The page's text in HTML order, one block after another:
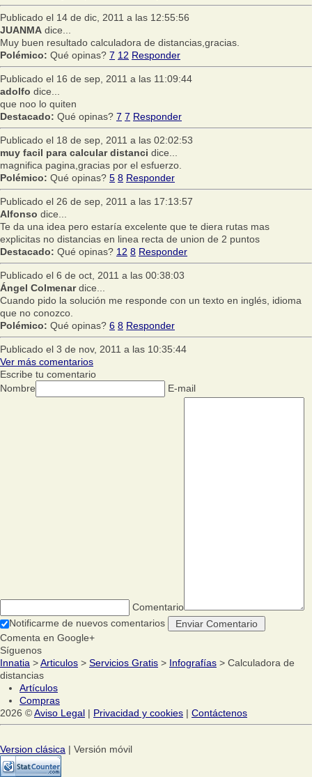
Publicado el 14 de dic, 2011 a las 12:55:56
JUANMA dice...
Muy buen resultado calculadora de distancias,gracias.
Polémico: Qué opinas? 7 12 Responder
Publicado el 16 de sep, 2011 a las 11:09:44
adolfo dice...
que noo lo quiten
Destacado: Qué opinas? 7 7 Responder
Publicado el 18 de sep, 2011 a las 02:02:53
muy facil para calcular distanci dice...
magnifica pagina,gracias por el esfuerzo.
Polémico: Qué opinas? 5 8 Responder
Publicado el 26 de sep, 2011 a las 17:13:57
Alfonso dice...
Te da una idea pero estaría excelente que te diera rutas mas
explicitas no distancias en linea recta de union de 2 puntos
Destacado: Qué opinas? 12 8 Responder
Publicado el 6 de oct, 2011 a las 00:38:03
Ángel Colmenardice...
Cuando pido la solución me responde con un texto en inglés, idioma
que no conozco.
Polémico: Qué opinas? 6 8 Responder
Publicado el 3 de nov, 2011 a las 10:35:44
Ver más comentarios
Escribe tu comentario
Nombre
E-mail
Comentario
Notificarme de nuevos comentarios
Comenta en Google+
Síguenos
Innatia >Articulos > Servicios Gratis > Infografías > Calculadora de
distancias
Artículos
Compras
2026 ©Aviso Legal | Privacidad y cookies | Contáctenos
Version clásica | Versión móvil